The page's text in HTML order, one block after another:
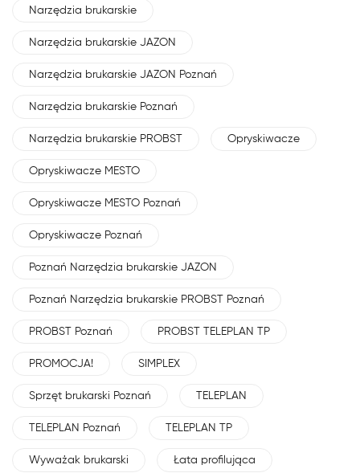
Narzędzia brukarskie
Narzędzia brukarskie JAZON
Narzędzia brukarskie JAZON Poznań
Narzędzia brukarskie Poznań
Narzędzia brukarskie PROBST Opryskiwacze
Opryskiwacze MESTO
Opryskiwacze MESTO Poznań
Opryskiwacze Poznań
Poznań Narzędzia brukarskie JAZON
Poznań Narzędzia brukarskie PROBST Poznań
PROBST Poznań PROBST TELEPLAN TP
PROMOCJA! SIMPLEX
Sprzęt brukarski Poznań TELEPLAN
TELEPLAN Poznań TELEPLAN TP
Wyważak brukarski Łata profilująca